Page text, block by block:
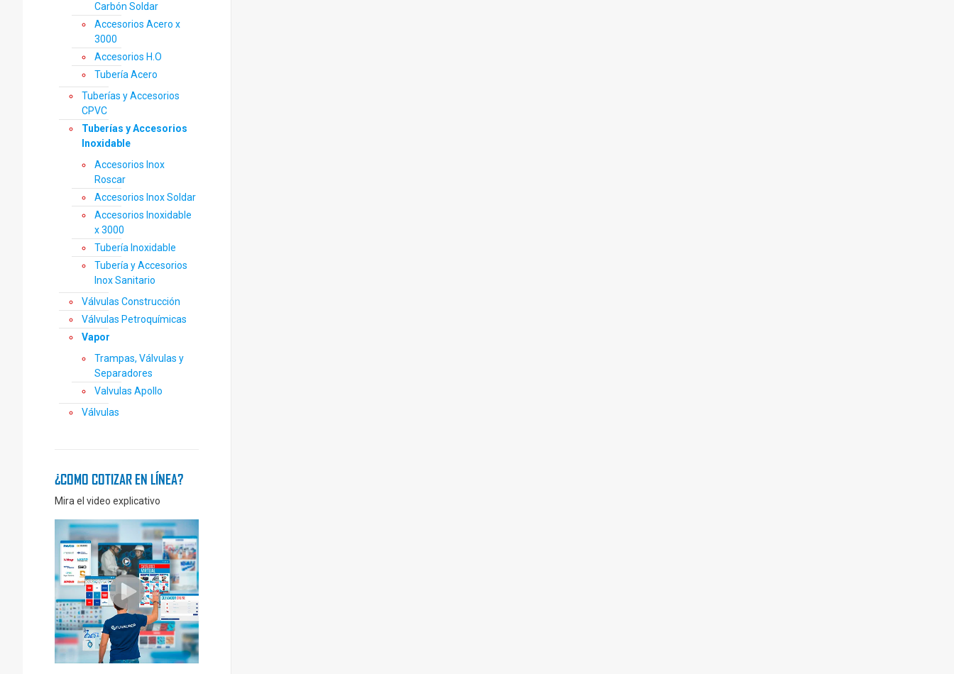
Carbón Soldar
Accesorios Acero x
3000
Accesorios H.O
Tubería Acero
Tuberías y Accesorios
CPVC
Tuberías y Accesorios
Inoxidable
Accesorios Inox
Roscar
Accesorios Inox Soldar
Accesorios Inoxidable
x 3000
Tubería Inoxidable
Tubería y Accesorios
Inox Sanitario
Válvulas Construcción
Válvulas Petroquímicas
Vapor
Trampas, Válvulas y
Separadores
Valvulas Apollo
Válvulas
¿COMO COTIZAR EN LÍNEA?
Mira el video explicativo